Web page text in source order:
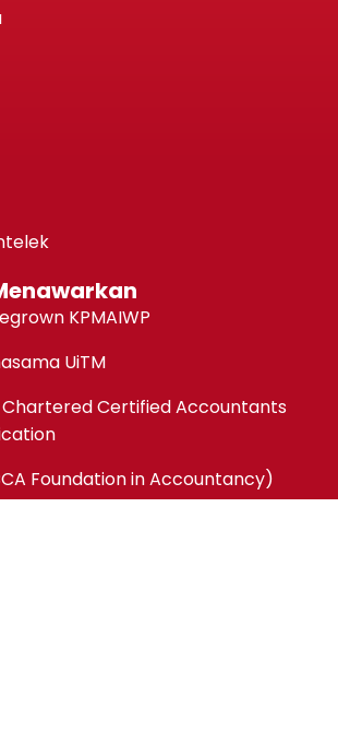
KPMAIWP
UiTM
Certified Accountants
Foundation in Accountancy)